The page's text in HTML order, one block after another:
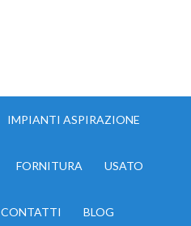
IMPIANTI ASPIRAZIONE
FORNITURA USATO
CONTATTI BLOG